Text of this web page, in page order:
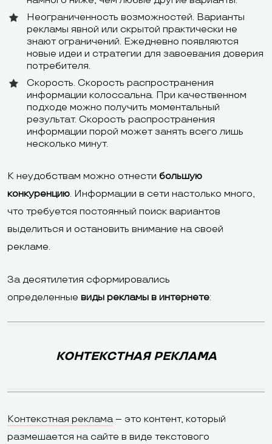
Неограниченность возможностей. Варианты
рекламы явной или скрытой практически не
знают ограничений. Ежедневно появляются
новые идеи и стратегии для завоевания доверия
потребителя.
Скорость. Скорость распространения
информации колоссальна. При качественном
подходе можно получить моментальный
результат. Скорость распространения
информации порой может занять всего лишь
несколько минут.
К неудобствам можно отнести большую
конкуренцию. Информации в сети настолько много,
что требуется постоянный поиск вариантов
выделиться и остановить внимание на своей
рекламе.
За десятилетия сформировались
определенные виды рекламы в интернете:
КОНТЕКСТНАЯ РЕКЛАМА
Контекстная реклама– это контент, который
размешается на сайте в виде текстового